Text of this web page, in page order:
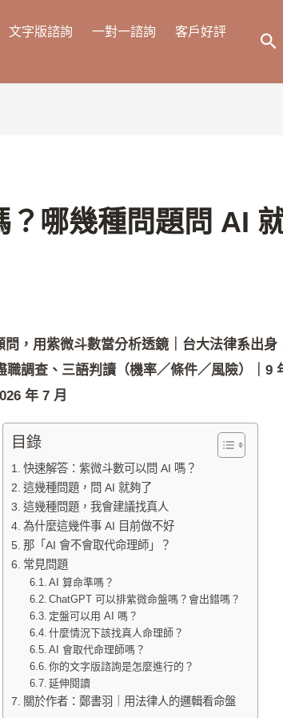
文字版諮詢 一對一諮詢
客戶好評
搜
哪幾種問題問 AI
，用紫微斗數當分析透鏡｜台大法律系出身
職調查、三語判讀（機率／條件／風險）｜9
年 7 月
目錄
快速解答：紫微斗數可以問 AI 嗎？
這幾種問題，問 AI 就夠了
這幾種問題，我會建議找真人
為什麼這幾件事 AI 目前做不好
那「AI 會不會取代命理師」？
常見問題
AI 算命準嗎？
ChatGPT 可以排紫微命盤嗎？會出錯嗎？
定盤可以用 AI 嗎？
什麼情況下該找真人命理師？
AI 會取代命理師嗎？
你的文字版諮詢是怎麼進行的？
延伸閱讀
關於作者：鄭書羽｜用法律人的邏輯看命盤